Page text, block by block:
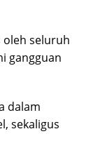
oleh seluruh
gangguan
dalam
sekaligus